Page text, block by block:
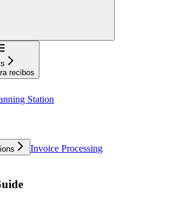
recibos
Station
Invoice Processing